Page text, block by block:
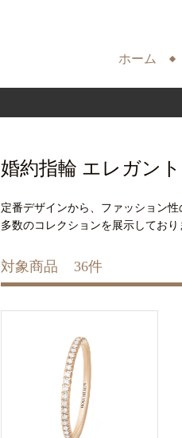
ホーム
婚約指輪 エレガント
定番デザインから、ファッション
多数のコレクションを展示しており
対象商品 36件